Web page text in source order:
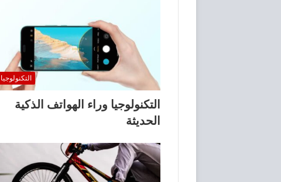
التكنولوجيا
التكنولوجيا وراء الهواتف الذكية
الحديثة